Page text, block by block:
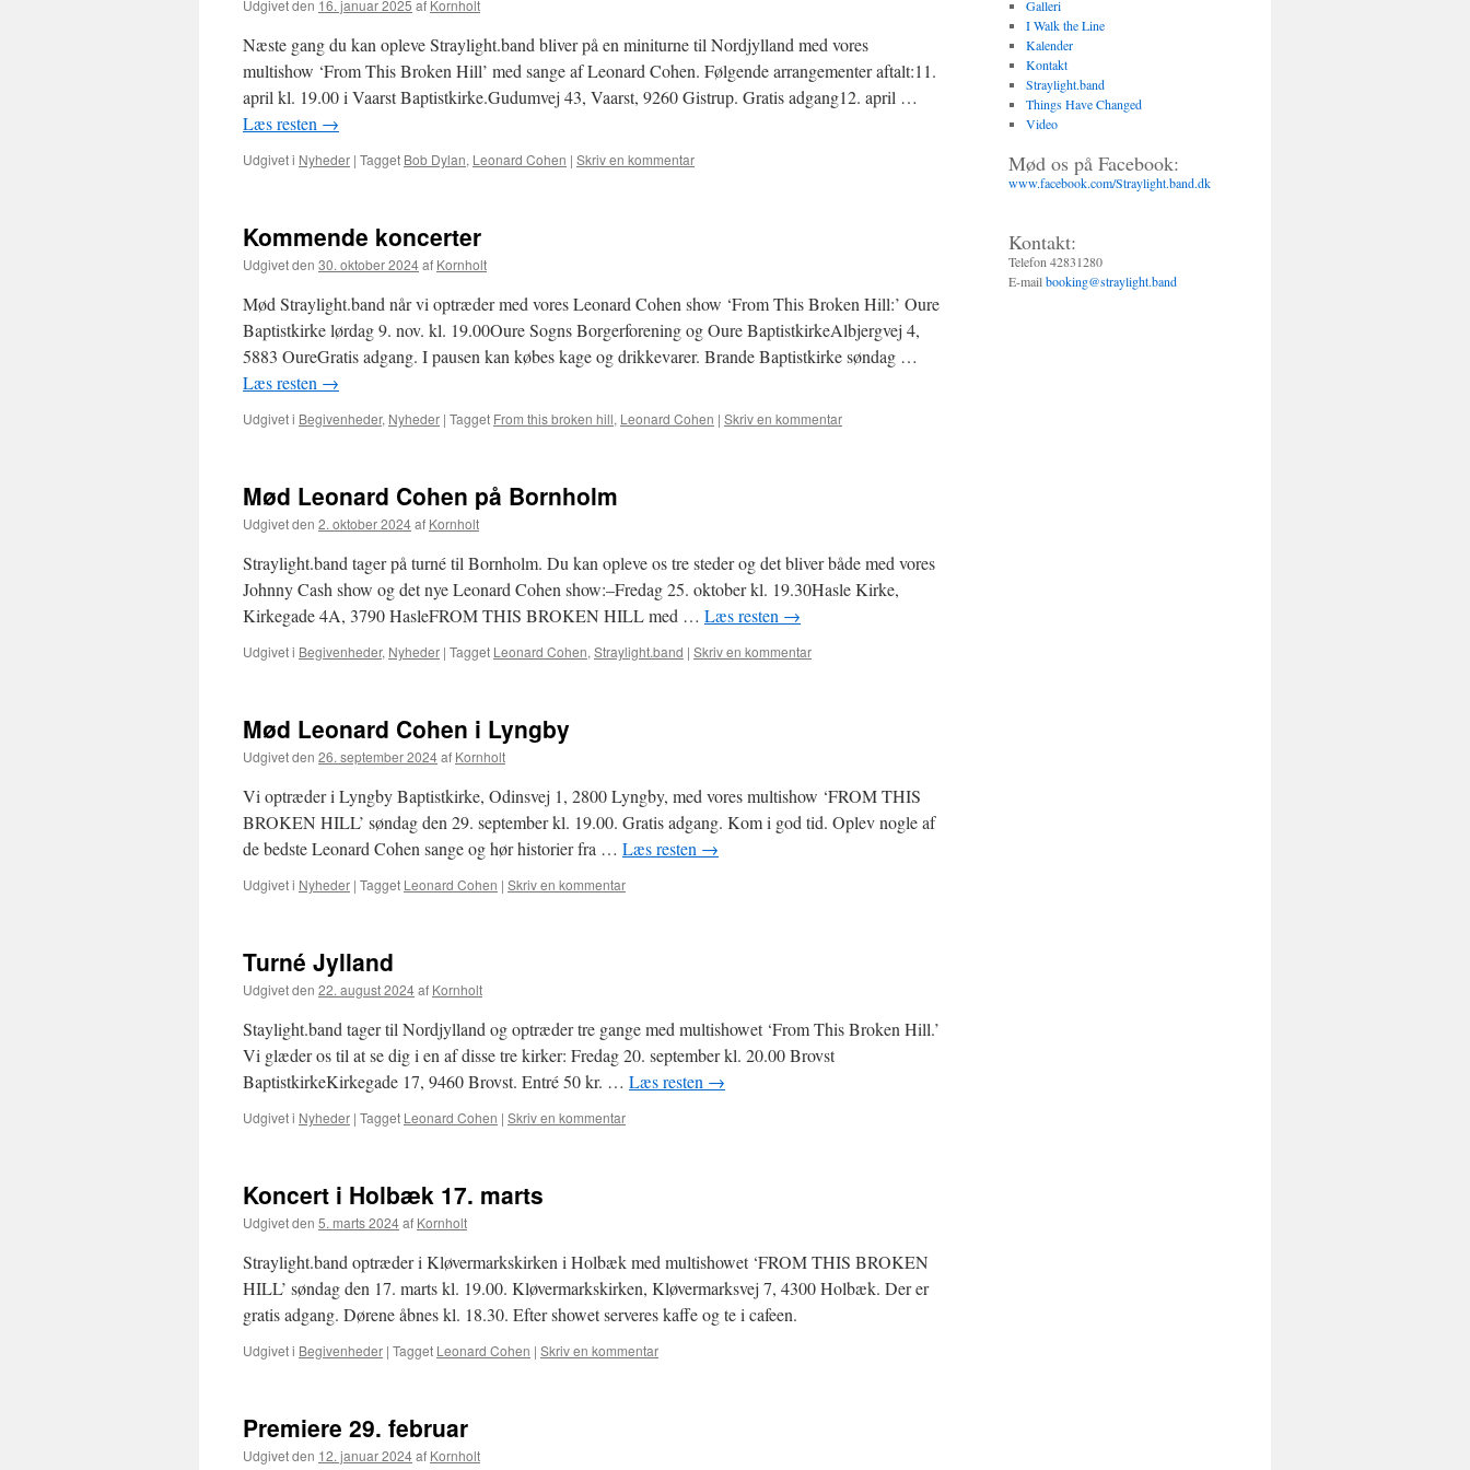
Udgivet den 16. januar 2025 af Kornholt
Næste gang du kan opleve Straylight.band bliver på en miniturne til Nordjylland med vores
multishow ‘From This Broken Hill’ med sange af Leonard Cohen. Følgende arrangementer aftalt:11.
april kl. 19.00 i Vaarst Baptistkirke.Gudumvej 43, Vaarst, 9260 Gistrup. Gratis adgang12. april …
Læs resten →
Udgivet i Nyheder | Tagget Bob Dylan, Leonard Cohen | Skriv en kommentar
Kommende koncerter
Udgivet den 30. oktober 2024af Kornholt
Mød Straylight.band når vi optræder med vores Leonard Cohen show ‘From This Broken Hill:’ Oure
Baptistkirke lørdag 9. nov. kl. 19.00Oure Sogns Borgerforening og Oure BaptistkirkeAlbjergvej 4,
5883 OureGratis adgang. I pausen kan købes kage og drikkevarer. Brande Baptistkirke søndag …
Læs resten →
Udgivet i Begivenheder, Nyheder | Tagget From this broken hill, Leonard Cohen | Skriv en kommentar
Mød Leonard Cohen på Bornholm
Udgivet den 2. oktober 2024af Kornholt
Straylight.band tager på turné til Bornholm. Du kan opleve os tre steder og det bliver både med vores
Johnny Cash show og det nye Leonard Cohen show:–Fredag 25. oktober kl. 19.30Hasle Kirke,
Kirkegade 4A, 3790 HasleFROM THIS BROKEN HILL med … Læs resten →
Udgivet i Begivenheder, Nyheder | Tagget Leonard Cohen, Straylight.band | Skriv en kommentar
Mød Leonard Cohen i Lyngby
Udgivet den 26. september 2024af Kornholt
Vi optræder i Lyngby Baptistkirke, Odinsvej 1, 2800 Lyngby, med vores multishow ‘FROM THIS
BROKEN HILL’ søndag den 29. september kl. 19.00. Gratis adgang. Kom i god tid. Oplev nogle af
de bedste Leonard Cohen sange og hør historier fra … Læs resten →
Udgivet i Nyheder | Tagget Leonard Cohen | Skriv en kommentar
Turné Jylland
Udgivet den 22. august 2024af Kornholt
Staylight.band tager til Nordjylland og optræder tre gange med multishowet ‘From This Broken Hill.’
Vi glæder os til at se dig i en af disse tre kirker: Fredag 20. september kl. 20.00 Brovst
BaptistkirkeKirkegade 17, 9460 Brovst. Entré 50 kr. … Læs resten →
Udgivet i Nyheder | Tagget Leonard Cohen | Skriv en kommentar
Koncert i Holbæk 17. marts
Udgivet den 5. marts 2024af Kornholt
Straylight.band optræder i Kløvermarkskirken i Holbæk med multishowet ‘FROM THIS BROKEN
HILL’ søndag den 17. marts kl. 19.00. Kløvermarkskirken, Kløvermarksvej 7, 4300 Holbæk. Der er
gratis adgang. Dørene åbnes kl. 18.30. Efter showet serveres kaffe og te i cafeen.
Udgivet i Begivenheder | Tagget Leonard Cohen | Skriv en kommentar
Premiere 29. februar
Udgivet den 12. januar 2024af Kornholt
Galleri
I Walk the Line
Kalender
Kontakt
Straylight.band
Things Have Changed
Video
Mød os på Facebook:
www.facebook.com/Straylight.band.dk
Kontakt:
Telefon 42831280
E-mailbooking@straylight.band